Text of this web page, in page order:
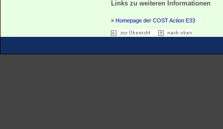
Links zu weiteren Informationen
» Homepage der COST Action E33